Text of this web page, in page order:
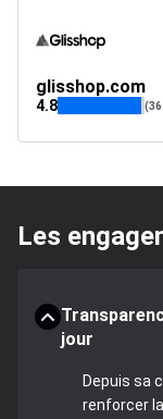
glisshop.com
4.8 (36
Les
jour
Depuis sa
renforcer